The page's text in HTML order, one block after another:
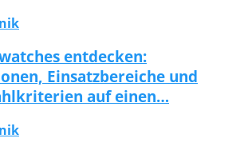
entdecken:
Einsatzbereiche und
auf einen…